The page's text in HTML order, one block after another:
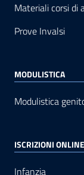
Materiali corsi di
Prove Invalsi
MODULISTICA
Modulistica
ISCRIZIONI ONLINE
Infanzia